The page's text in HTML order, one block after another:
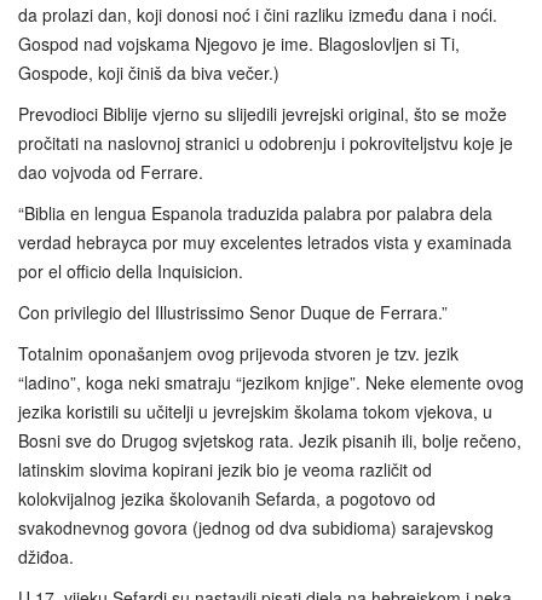
da prolazi dan, koji donosi noć i čini razliku između dana i noći.
Gospod nad vojskama Njegovo je ime. Blagoslovljen si Ti,
Gospode, koji činiš da biva večer.)
Prevodioci Biblije vjerno su slijedili jevrejski original, što se može
pročitati na naslovnoj stranici u odobrenju i pokroviteljstvu koje je
dao vojvoda od Ferrare.
“Biblia en lengua Espanola traduzida palabra por palabra dela
verdad hebrayca por muy excelentes letrados vista y examinada
por el officio della Inquisicion.
Con privilegio del Illustrissimo Senor Duque de Ferrara.”
Totalnim oponašanjem ovog prijevoda stvoren je tzv. jezik
“ladino”, koga neki smatraju “jezikom knjige”. Neke elemente ovog
jezika koristili su učitelji u jevrejskim školama tokom vjekova, u
Bosni sve do Drugog svjetskog rata. Jezik pisanih ili, bolje rečeno,
latinskim slovima kopirani jezik bio je veoma različit od
kolokvijalnog jezika školovanih Sefarda, a pogotovo od
svakodnevnog govora (jednog od dva subidioma) sarajevskog
džiđoa.